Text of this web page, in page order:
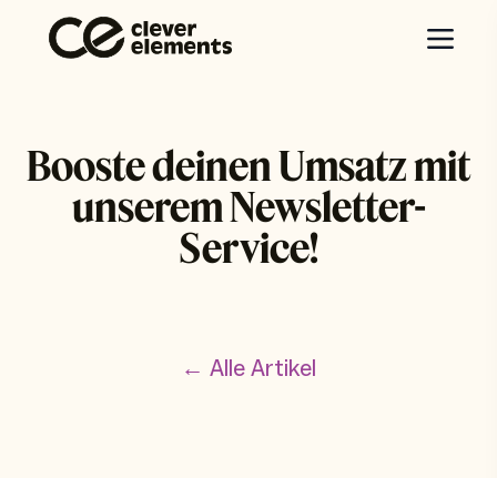
Booste deinen Umsatz mit
unserem Newsletter-
Service!
← Alle Artikel